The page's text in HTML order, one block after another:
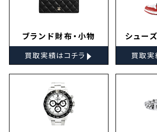
ブランド財布・小物
買取実績はコチラ ▸
シュー
買取実